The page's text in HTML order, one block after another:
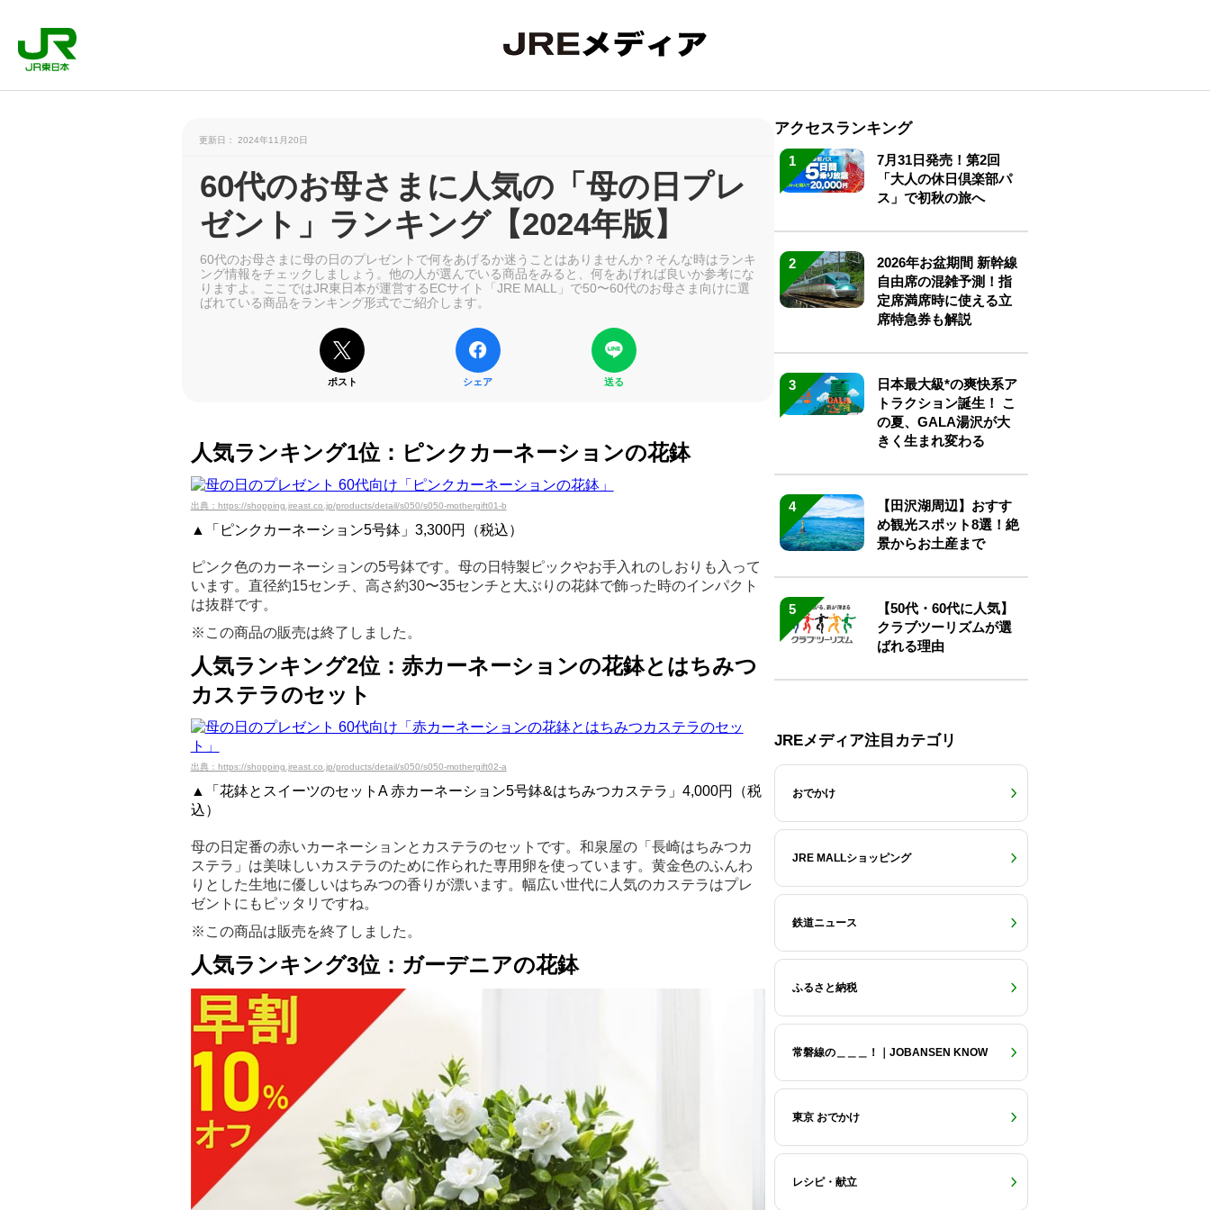
更新日： 2024年11月20日
60代のお母さまに人気の「母の日プレ
ゼント」ランキング【2024年版】
60代のお母さまに母の日のプレゼントで何をあげるか迷うことはありませんか？そんな時はランキ
ング情報をチェックしましょう。他の人が選んでいる商品をみると、何をあげれば良いか参考にな
りますよ。ここではJR東日本が運営するECサイト「JRE MALL」で50〜60代のお母さま向けに選
ばれている商品をランキング形式でご紹介します。
ポスト シェア 送る
人気ランキング1位：ピンクカーネーションの花鉢
出典：https://shopping.jreast.co.jp/products/detail/s050/s050-mothergift01-b
▲「ピンクカーネーション5号鉢」3,300円（税込）
ピンク色のカーネーションの5号鉢です。母の日特製ピックやお手入れのしおりも入って
います。直径約15センチ、高さ約30〜35センチと大ぶりの花鉢で飾った時のインパクト
は抜群です。
※この商品の販売は終了しました。
人気ランキング2位：赤カーネーションの花鉢とはちみつ
カステラのセット
出典：https://shopping.jreast.co.jp/products/detail/s050/s050-mothergift02-a
▲「花鉢とスイーツのセットA 赤カーネーション5号鉢&はちみつカステラ」4,000円（税
込）
母の日定番の赤いカーネーションとカステラのセットです。和泉屋の「長崎はちみつカ
ステラ」は美味しいカステラのために作られた専用卵を使っています。黄金色のふんわ
りとした生地に優しいはちみつの香りが漂います。幅広い世代に人気のカステラはプレ
ゼントにもピッタリですね。
※この商品は販売を終了しました。
人気ランキング3位：ガーデニアの花鉢
アクセスランキング
1
7月31日発売！第2回
「大人の休日倶楽部パ
ス」で初秋の旅へ
2
2026年お盆期間 新幹線
自由席の混雑予測！指
定席満席時に使える立
席特急券も解説
3
日本最大級*の爽快系ア
トラクション誕生！ こ
の夏、GALA湯沢が大
きく生まれ変わる
4
【田沢湖周辺】おすす
め観光スポット8選！絶
景からお土産まで
5
【50代・60代に人気】
クラブツーリズムが選
ばれる理由
JREメディア注目カテゴリ
おでかけ
JRE MALLショッピング
鉄道ニュース
ふるさと納税
常磐線の＿＿＿！｜JOBANSEN KNOW
東京 おでかけ
レシピ・献立